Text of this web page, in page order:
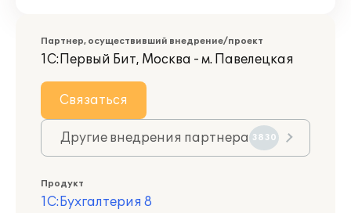
Партнер, осуществивший внедрение/проект
1С:Первый Бит, Москва - м. Павелецкая
Связаться
Другие внедрения партнера 3830
Продукт
1С:Бухгалтерия 8